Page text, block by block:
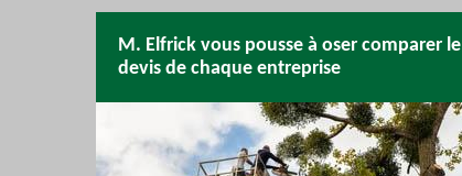
M. Elfrick vous pousse à oser comparer le
devis de chaque entreprise